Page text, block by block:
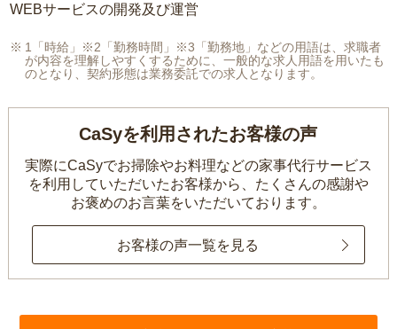
WEBサービスの開発及び運営
1「時給」※2「勤務時間」※3「勤務地」などの用語は、求職者
が内容を理解しやすくするために、一般的な求人用語を用いたも
のとなり、契約形態は業務委託での求人となります。
CaSyを利用されたお客様の声
実際にCaSyでお掃除やお料理などの家事代行サービス
を利用していただいたお客様から、 たくさんの感謝や
お褒めのお言葉をいただいております。
お客様の声一覧を見る